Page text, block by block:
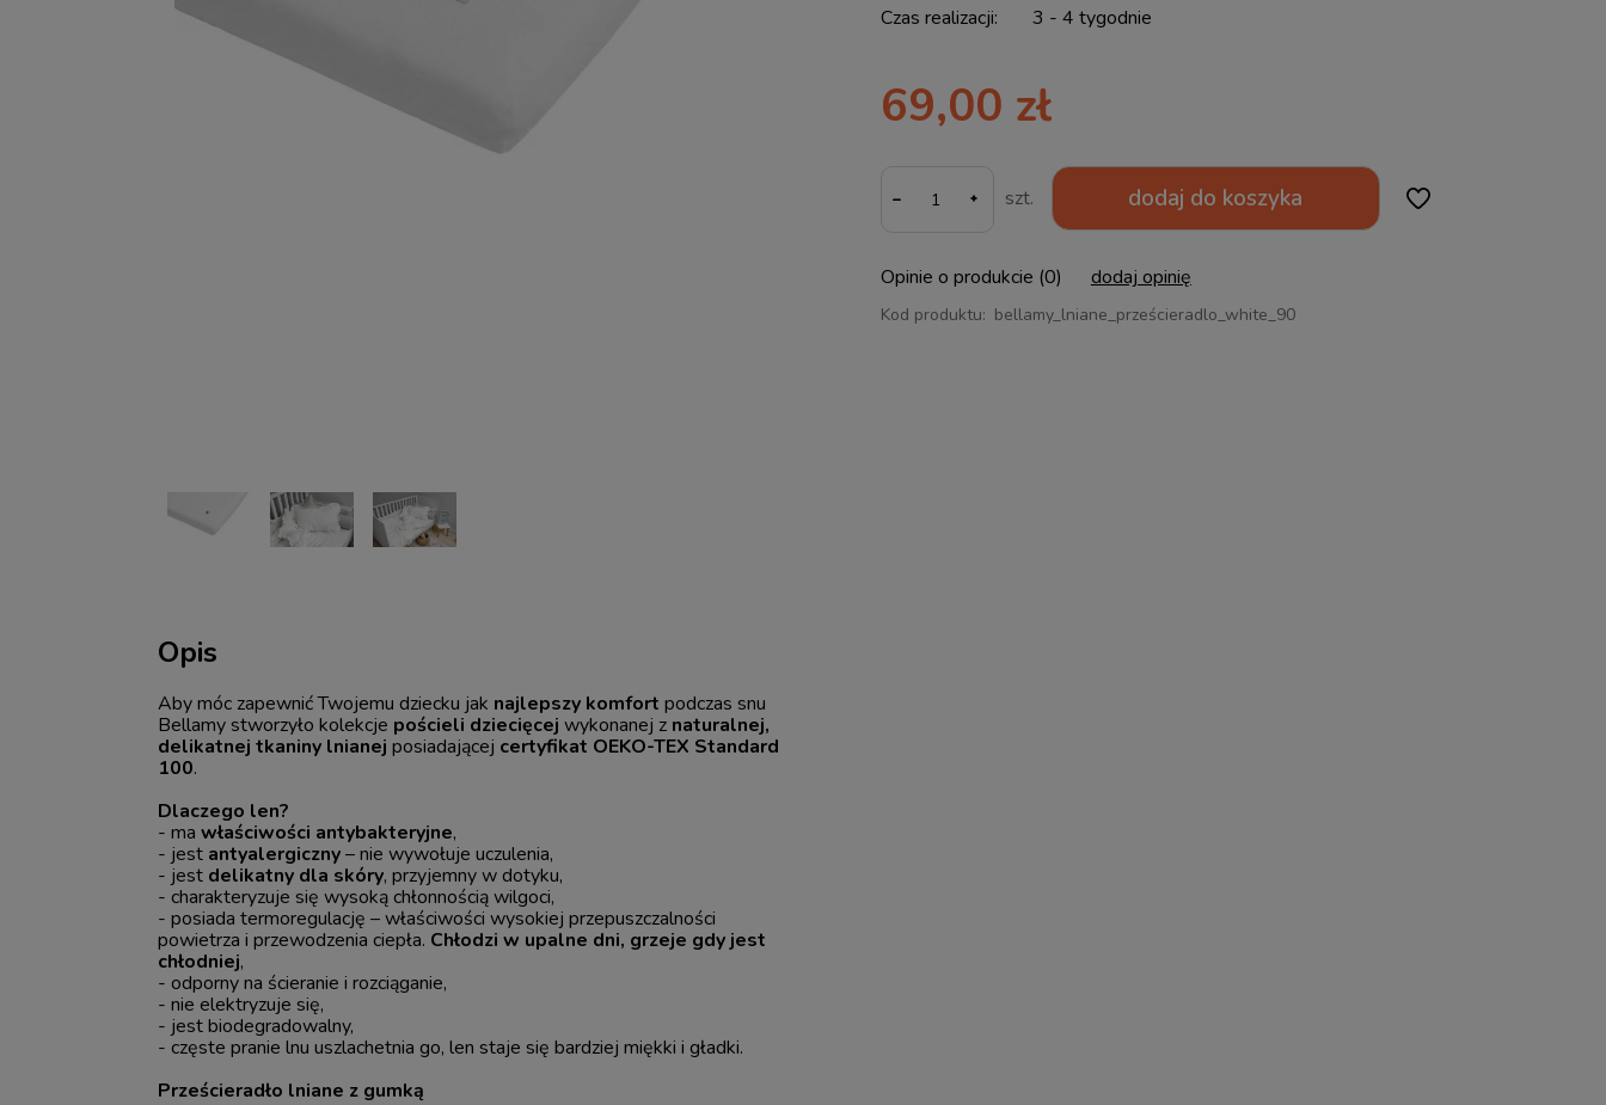
Opis
Aby móc zapewnić Twojemu dziecku jak najlepszy komfort podczas snu
Bellamy stworzyło kolekcje pościeli dziecięcej wykonanej z naturalnej,
delikatnej tkaniny lnianej posiadającej certyfikat OEKO-TEX Standard
100.
Dlaczego len?
- mawłaściwości antybakteryjne,
- jest antyalergiczny– nie wywołuje uczulenia,
- jest delikatny dla skóry, przyjemny w dotyku,
- charakteryzuje się wysoką chłonnością wilgoci,
- posiada termoregulację – właściwości wysokiej przepuszczalności
powietrza i przewodzenia ciepła. Chłodzi w upalne dni, grzeje gdy jest
chłodniej,
- odporny na ścieranie i rozciąganie,
- nie elektryzuje się,
- jest biodegradowalny,
- częste pranie lnu uszlachetnia go, len staje się bardziej miękki i gładki.
Prześcieradło lniane z gumką
Czas realizacji:
3 - 4 tygodnie
69,00 zł
- szt. dodaj do koszyka
Kod produktu: bellamy_lniane_prześcieradlo_white_90
Opinie o produkcie (0) dodaj opinię